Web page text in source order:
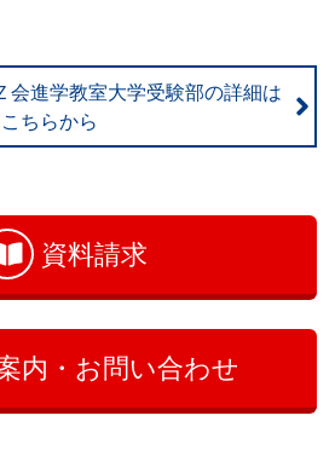
会進学教室大学受験部の詳細は
こちらから
資料請求
内・お問い合わせ